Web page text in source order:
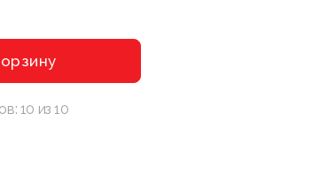
10 из10